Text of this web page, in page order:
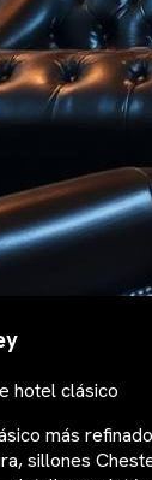
hotel clásico
más
sillones